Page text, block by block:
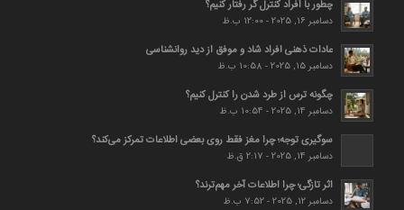
چطور با افراد کنترل گر رفتار کنیم؟
دسامبر 16, 2025 - 12:00 ب.ظ
عادات ذهنی افراد شاد و موفق از دید روانشناسی
دسامبر 15, 2025 - 10:58 ب.ظ
چگونه ترس از طرد شدن را کنترل کنیم؟
دسامبر 14, 2025 - 10:54 ب.ظ
سوگیری توجه؛ چرا مغز فقط روی بعضی اطلاعات تمرکز می‌کند؟
دسامبر 14, 2025 - 2:17 ق.ظ
اثر تازگی؛ چرا اطلاعات آخر مهم‌ترند؟
دسامبر 12, 2025 - 7:52 ب.ظ